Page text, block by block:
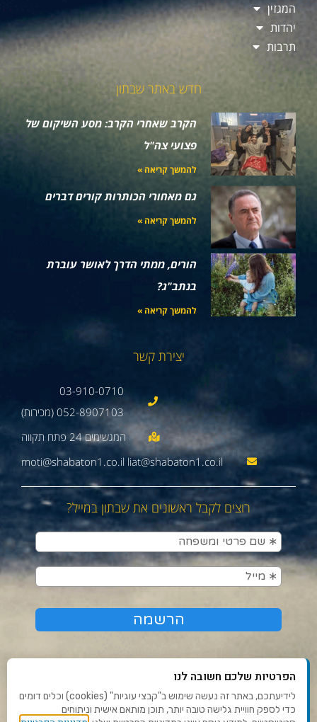
המגזין
יהדות
תרבות
חדש באתר שבתון
הקרב שאחרי הקרב: מסע השיקום של
פצועי צה"ל
להמשך קריאה »
גם מאחורי הכותרות קורים דברים
להמשך קריאה »
הורים, ממתי הדרך לאושר עוברת
בנתב"ג?
להמשך קריאה »
יצירת קשר
03-910-0710
052-8907103 (מכירות)
moti@shabaton1.co.il liat@shabaton1.co.il
רוצים לקבל ראשונים את שבתון במייל?
תנאי שימוש ומדיניות פרטיות
הפרטיות שלכם חשובה לנו
לידיעתכם, באתר זה נעשה שימוש ב"קבצי עוגיות" (cookies) וכלים דומים
כדי לספק חוויית גלישה טובה יותר, תוכן מותאם אישית וניתוחים